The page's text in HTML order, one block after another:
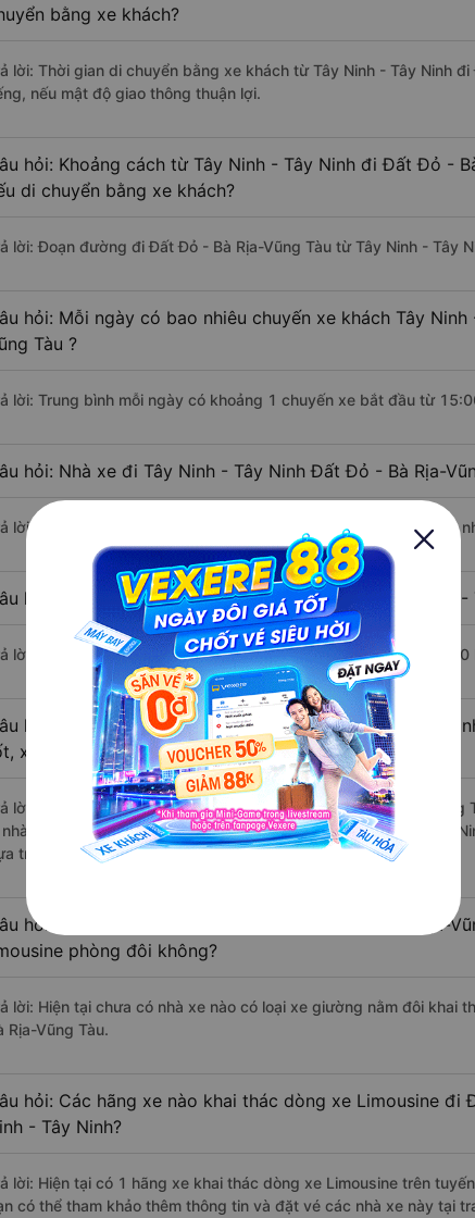
bằng xe khách?
lời: Thời gian di chuyển bằng xe khách từ Tây Ninh - Tây Ninh
nếu mật độ giao thông thuận lợi.
hỏi: Khoảng cách từ Tây Ninh - Tây Ninh đi Đất Đỏ -
di chuyển bằng xe khách?
lời: Đoạn đường đi Đất Đỏ - Bà Rịa-Vũng Tàu từ Tây Ninh - Tây
hỏi: Mỗi ngày có bao nhiêu chuyến xe khách Tây
Tàu ?
lời: Trung bình mỗi ngày có khoảng 1 chuyến xe bắt đầu từ
hỏi: Nhà xe đi Tây Ninh - Tây Ninh Đất Đỏ - Bà Rịa-
lời: Chuyến xe có giờ xuất phát sớm nhất vào lúc 15:00 là của
hỏi: Nhà xe đi Đất Đỏ - Bà Rịa-Vũng Tàu từ Tây Ninh
lời: Chuyến xe có giờ xuất phát trễ (muộn) nhất là vào lúc 15:00
hỏi: Review xe đi Đất Đỏ - Bà Rịa-Vũng Tàu từ Tây
xuất sắc, cao cấp nhất?
lời: Những hãng xe đi Tây Ninh - Tây Ninh Đất Đỏ - Bà Rịa-
nhà xe Hồng Sơn (Phú Yên) đi Đất Đỏ - Bà Rịa-Vũng Tàu từ Tây
trên 1791 đánh giá của khách hàng).
hỏi: Có loại xe Tây Ninh - Tây Ninh Đất Đỏ - Bà Rịa-
phòng đôi không?
lời: Hiện tại chưa có nhà xe nào có loại xe giường nằm đôi khai
Rịa-Vũng Tàu.
hỏi: Các hãng xe nào khai thác dòng xe Limousine đi
- Tây Ninh?
lời: Hiện tại có 1 hãng xe khai thác dòng xe Limousine trên
có thể tham khảo thêm thông tin và đặt vé các nhà xe này tại